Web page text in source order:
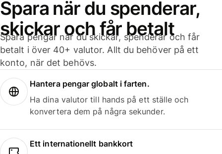
Spara när du spenderar,
skickar och får betalt
Spara pengar när du skickar, spenderar och får
betalt i över 40+ valutor. Allt du behöver på ett
konto, när det behövs.
Hantera pengar globalt i farten.
Ha dina valutor till hands på ett ställe och
konvertera dem på några sekunder.
Ett internationellt bankkort